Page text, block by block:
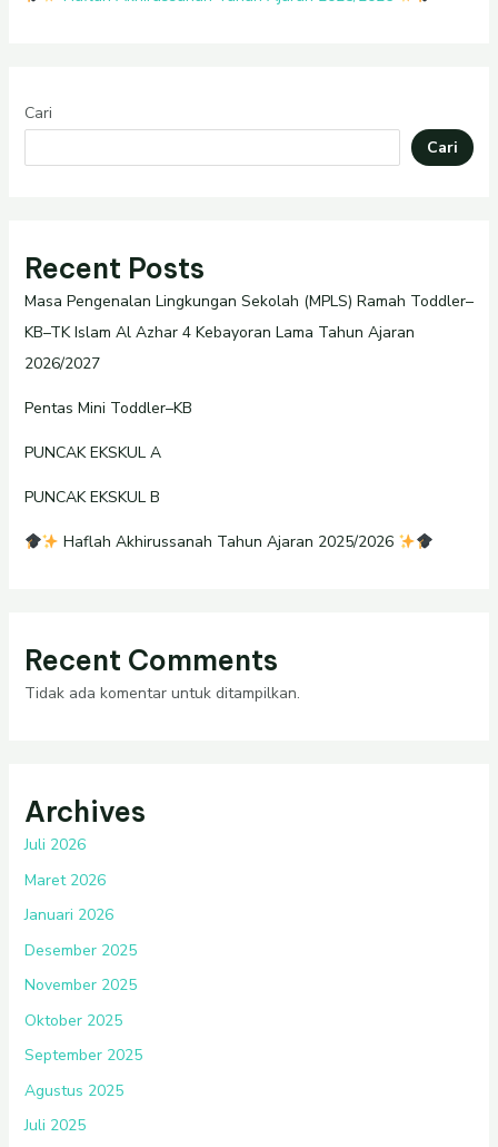
Cari
Cari
Recent Posts
Masa Pengenalan Lingkungan Sekolah (MPLS) Ramah Toddler–
KB–TK Islam Al Azhar 4 Kebayoran Lama Tahun Ajaran
2026/2027
Pentas Mini Toddler–KB
PUNCAK EKSKUL A
PUNCAK EKSKUL B
Haflah Akhirussanah Tahun Ajaran 2025/2026
Recent Comments
Tidak ada komentar untuk ditampilkan.
Archives
Juli 2026
Maret 2026
Januari 2026
Desember 2025
November 2025
Oktober 2025
September 2025
Agustus 2025
Juli 2025